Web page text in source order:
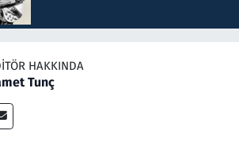
HAKKINDA
Tunç